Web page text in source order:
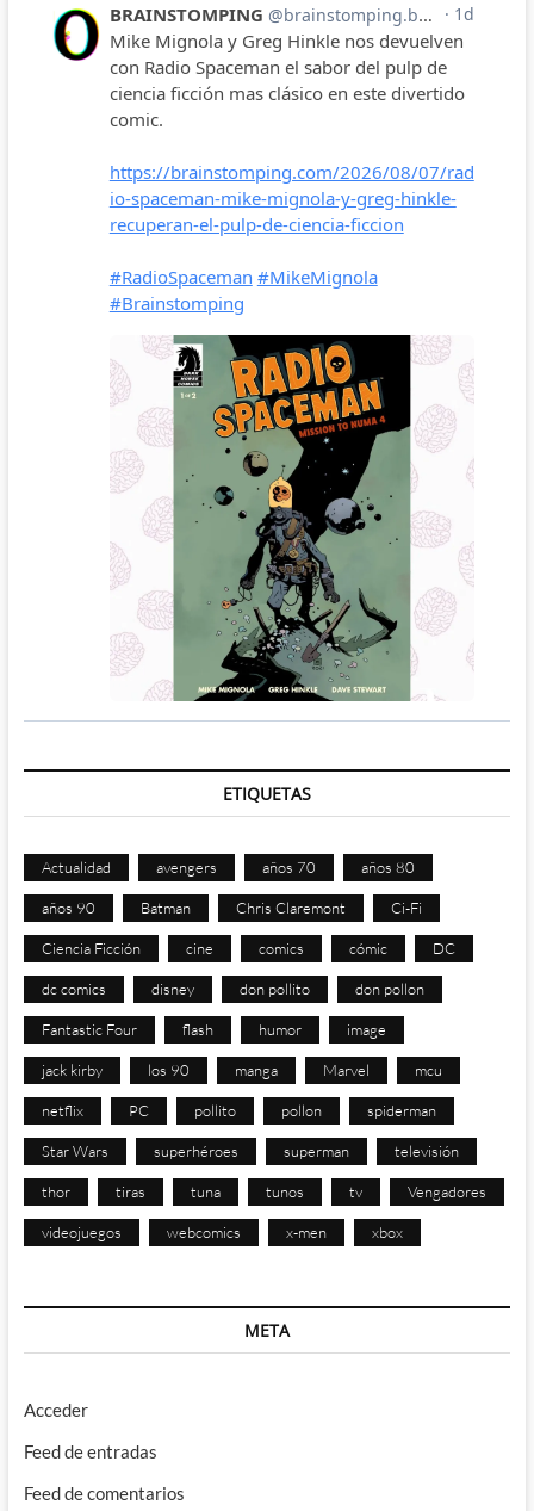
ETIQUETAS
Actualidad avengers años 70 años 80
años 90 Batman Chris Claremont Ci-Fi
Ciencia Ficción cine comics cómic DC
dc comics disney don pollito don pollon
Fantastic Four flash humor image
jack kirby los 90 manga Marvel mcu
netflix PC pollito pollon spiderman
Star Wars superhéroes superman televisión
thor tiras tuna tunos tv Vengadores
videojuegos webcomics x-men xbox
META
Acceder
Feed de entradas
Feed de comentarios